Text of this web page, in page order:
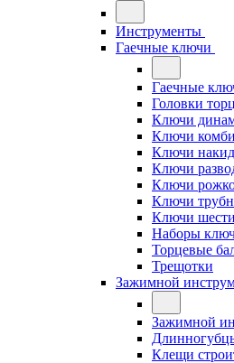
Инструменты
Гаечные ключи
Гаечные
Головки
Ключи
Ключи
Ключи
Ключи
Ключи
Ключи
Ключи
Наборы
Торцевые
Трещотки
Зажимной
Зажимной
Клещи